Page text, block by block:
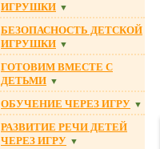
ИГРУШКИ ▼
БЕЗОПАСНОСТЬ ДЕТСКОЙ
ИГРУШКИ ▼
ГОТОВИМ ВМЕСТЕ С
ДЕТЬМИ ▼
ОБУЧЕНИЕ ЧЕРЕЗ ИГРУ ▼
РАЗВИТИЕ РЕЧИ ДЕТЕЙ
ЧЕРЕЗ ИГРУ ▼